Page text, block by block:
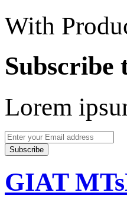
With
Subscribe
Lorem
Enter
your
Email
GIAT